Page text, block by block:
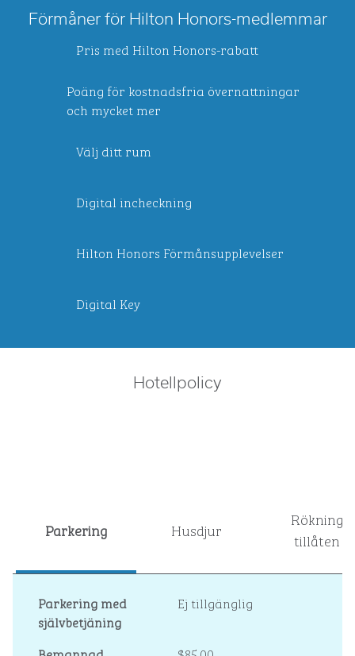
Förmåner för Hilton Honors-medlemmar
Pris med Hilton Honors-rabatt
Poäng för kostnadsfria övernattningar
och mycket mer
Välj ditt rum
Digital incheckning
Hilton Honors Förmånsupplevelser
Digital Key
Hotellpolicy
Parkering Husdjur
Rökning
tillåten
Parkering med
självbetjäning
Ej tillgänglig